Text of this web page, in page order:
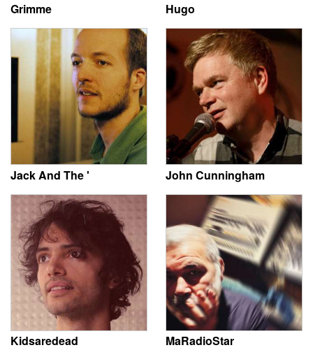
Grimme Hugo
Jack And The ' John Cunningham
Kidsaredead MaRadioStar